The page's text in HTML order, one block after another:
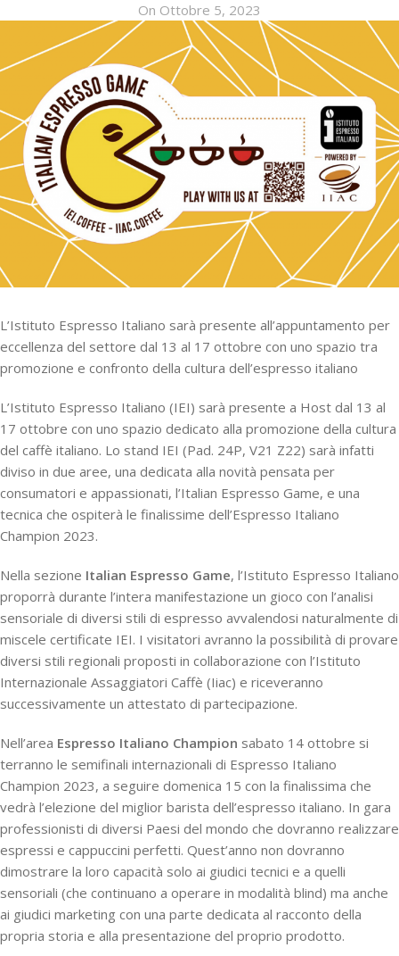
On Ottobre 5, 2023
L’Istituto Espresso Italiano sarà presente all’appuntamento per
eccellenza del settore dal 13 al 17 ottobre con uno spazio tra
promozione e confronto della cultura dell’espresso italiano
L’Istituto Espresso Italiano (IEI) sarà presente a Host dal 13 al
17 ottobre con uno spazio dedicato alla promozione della cultura
del caffè italiano. Lo stand IEI (Pad. 24P, V21 Z22) sarà infatti
diviso in due aree, una dedicata alla novità pensata per
consumatori e appassionati, l’Italian Espresso Game, e una
tecnica che ospiterà le finalissime dell’Espresso Italiano
Champion 2023.
Nella sezione Italian Espresso Game, l’Istituto Espresso Italiano
proporrà durante l’intera manifestazione un gioco con l’analisi
sensoriale di diversi stili di espresso avvalendosi naturalmente di
miscele certificate IEI. I visitatori avranno la possibilità di provare
diversi stili regionali proposti in collaborazione con l’Istituto
Internazionale Assaggiatori Caffè (Iiac) e riceveranno
successivamente un attestato di partecipazione.
Nell’area Espresso Italiano Champion sabato 14 ottobre si
terranno le semifinali internazionali di Espresso Italiano
Champion 2023, a seguire domenica 15 con la finalissima che
vedrà l’elezione del miglior barista dell’espresso italiano. In gara
professionisti di diversi Paesi del mondo che dovranno realizzare
espressi e cappuccini perfetti. Quest’anno non dovranno
dimostrare la loro capacità solo ai giudici tecnici e a quelli
sensoriali (che continuano a operare in modalità blind) ma anche
ai giudici marketing con una parte dedicata al racconto della
propria storia e alla presentazione del proprio prodotto.